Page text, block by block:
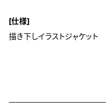
[仕様]
描き下しイラストジャケット